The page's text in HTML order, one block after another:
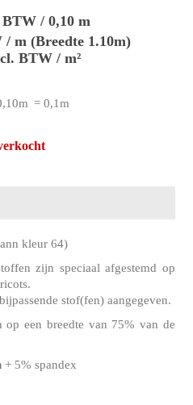
/ 0,10 m
m (Breedte 1.10m)
BTW / m²
= 0,1m
kleur 64)
zijn speciaal afgestemd op
stof(fen) aangegeven.
op een breedte van 75% van de
+ 5% spandex